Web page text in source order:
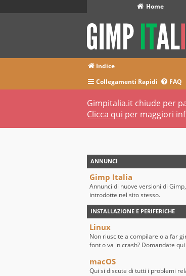
Home
Indice
Collegamenti Rapidi
FAQ
Gimpitalia.it chiude per
Clicca qui per maggiori
ANNUNCI
Gimp Italia
Annunci di nuove versioni di
introdotte nel sito stesso.
INSTALLAZIONE E PERIFERICHE
Linux
Non riuscite a compilare o a far
font o va in crash? Domandate
macOS
Qui si discute di tutti i problemi